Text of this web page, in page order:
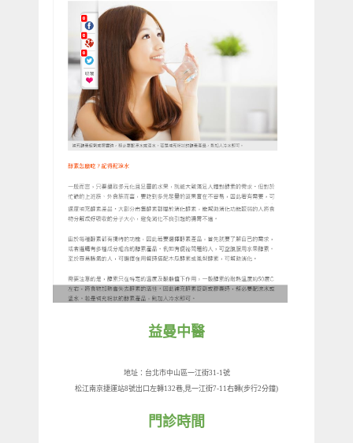
益曼中醫
地址：台北市中山區一江街31-1 號
松江南京捷運站8號出口左轉132巷 見一江街7-11 右轉(步行2分鐘)
門診時間